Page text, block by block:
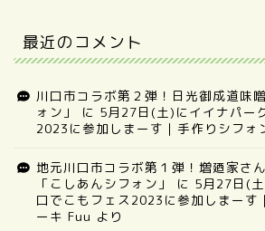
最近のコメント
川口市コラボ第２弾！日光御成道味
ォン」
に 5月27日(土)にイイナパー
2023に参加しまーす｜手作りシフォ
地元川口市コラボ第１弾！増廼家さ
「こしあんシフォン」
に 5月27日(
口でこもフェス2023に参加しまーす
ーキ Fuu より